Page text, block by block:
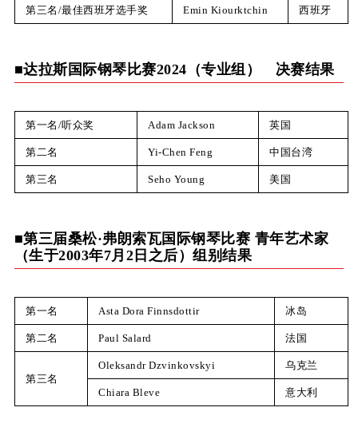
第三名/最佳西班牙选手奖 Emin Kiourktchin 西班牙
■达拉斯国际钢琴比赛2024（专业组） 决赛结果
第一名/听众奖 Adam Jackson 英国
第二名 Yi-Chen Feng 中国台湾
第三名 Seho Young 美国
■第三届桑松·弗朗索瓦国际钢琴比赛 青年艺术家
（生于2003年7月2日之后）组别结果
第一名 Asta Dora Finnsdottir 冰岛
第二名 Paul Salard 法国
第三名
Oleksandr Dzvinkovskyi 乌克兰
Chiara Bleve 意大利